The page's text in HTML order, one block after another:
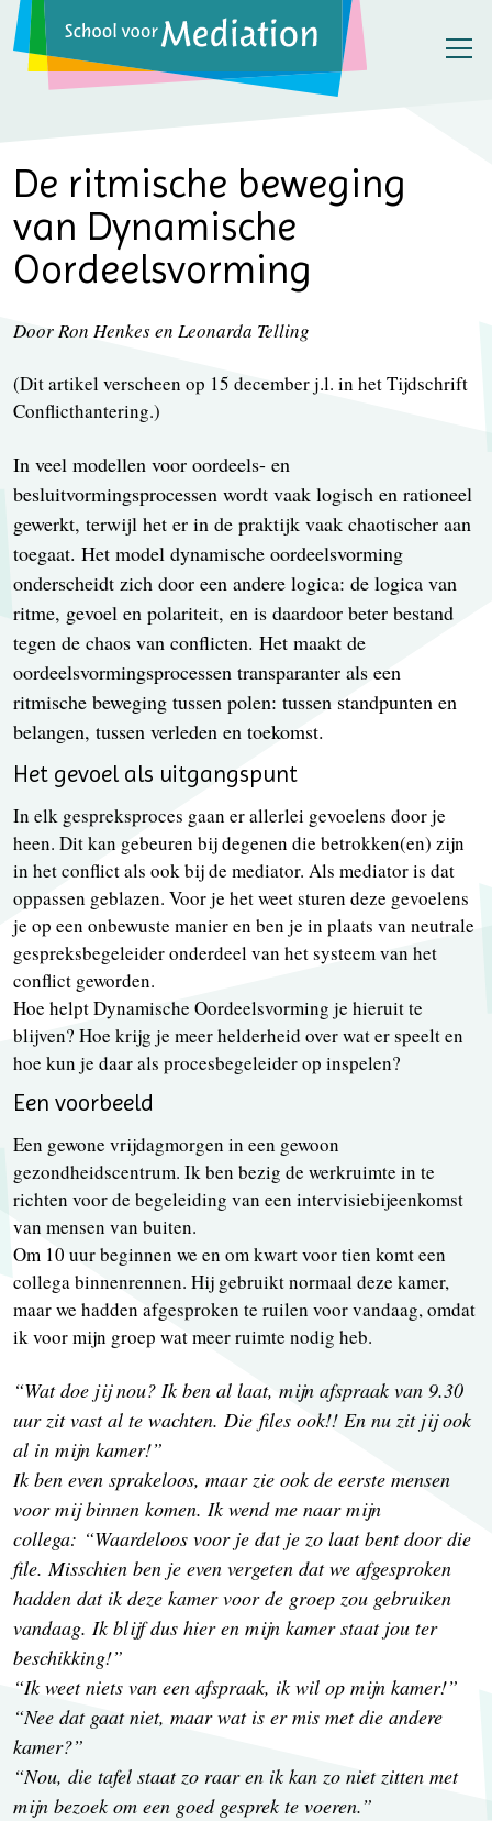
De ritmische beweging
van Dynamische
Oordeelsvorming
Door Ron Henkes en Leonarda Telling
(Dit artikel verscheen op 15 december j.l. in het Tijdschrift
Conflicthantering.)
In veel modellen voor oordeels- en
besluitvormingsprocessen wordt vaak logisch en rationeel
gewerkt, terwijl het er in de praktijk vaak chaotischer aan
toegaat. Het model dynamische oordeelsvorming
onderscheidt zich door een andere logica: de logica van
ritme, gevoel en polariteit, en is daardoor beter bestand
tegen de chaos van conflicten. Het maakt de
oordeelsvormingsprocessen transparanter als een
ritmische beweging tussen polen: tussen standpunten en
belangen, tussen verleden en toekomst.
Het gevoel als uitgangspunt
In elk gespreksproces gaan er allerlei gevoelens door je
heen. Dit kan gebeuren bij degenen die betrokken(en) zijn
in het conflict als ook bij de mediator. Als mediator is dat
oppassen geblazen. Voor je het weet sturen deze gevoelens
je op een onbewuste manier en ben je in plaats van neutrale
gespreksbegeleider onderdeel van het systeem van het
conflict geworden.
Hoe helpt Dynamische Oordeelsvorming je hieruit te
blijven? Hoe krijg je meer helderheid over wat er speelt en
hoe kun je daar als procesbegeleider op inspelen?
Een voorbeeld
Een gewone vrijdagmorgen in een gewoon
gezondheidscentrum. Ik ben bezig de werkruimte in te
richten voor de begeleiding van een intervisiebijeenkomst
van mensen van buiten.
Om 10 uur beginnen we en om kwart voor tien komt een
collega binnenrennen. Hij gebruikt normaal deze kamer,
maar we hadden afgesproken te ruilen voor vandaag, omdat
ik voor mijn groep wat meer ruimte nodig heb.
“Wat doe jij nou? Ik ben al laat, mijn afspraak van 9.30
uur zit vast al te wachten. Die files ook!! En nu zit jij ook
al in mijn kamer!”
Ik ben even sprakeloos, maar zie ook de eerste mensen
voor mij binnen komen. Ik wend me naar mijn
collega: “Waardeloos voor je dat je zo laat bent door die
file. Misschien ben je even vergeten dat we afgesproken
hadden dat ik deze kamer voor de groep zou gebruiken
vandaag. Ik blijf dus hier en mijn kamer staat jou ter
beschikking!”
“Ik weet niets van een afspraak, ik wil op mijn kamer!”
“Nee dat gaat niet, maar wat is er mis met die andere
kamer?”
“Nou, die tafel staat zo raar en ik kan zo niet zitten met
mijn bezoek om een goed gesprek te voeren.”